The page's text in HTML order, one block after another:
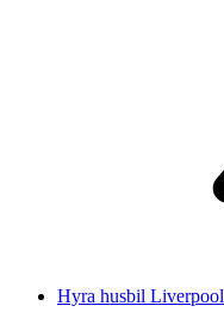
Hyra husbil Liverpool